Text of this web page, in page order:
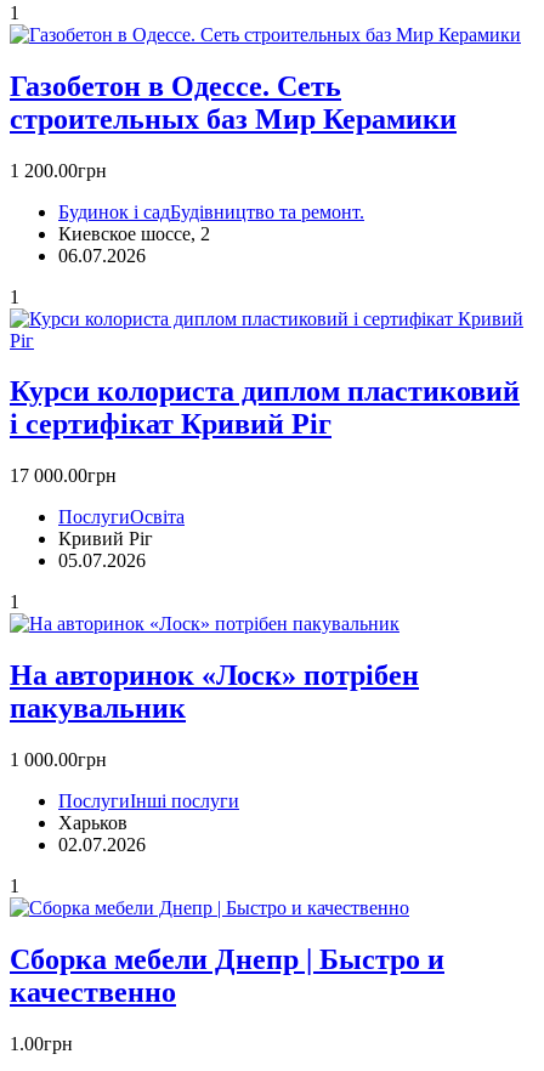
1
Газобетон в Одессе. Сеть
строительных баз Мир Керамики
1 200.00грн
Будинок і садБудівництво та ремонт.
Киевское шоссе, 2
06.07.2026
1
Курси колориста диплом пластиковий
і сертифікат Кривий Ріг
17 000.00грн
ПослугиОсвіта
Кривий Ріг
05.07.2026
1
На авторинок «Лоск» потрібен
пакувальник
1 000.00грн
ПослугиІнші послуги
Харьков
02.07.2026
1
Сборка мебели Днепр | Быстро и
качественно
1.00грн